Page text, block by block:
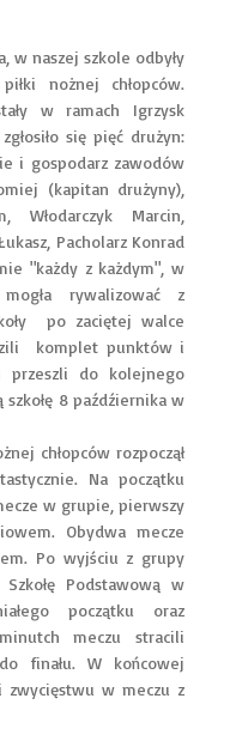
naszej szkole odbyły
nożnej chłopców.
w ramach Igrzysk
się pięć drużyn:
i gospodarz zawodów
(kapitan drużyny),
Włodarczyk Marcin,
Pacholarz Konrad
"każdy z każdym", w
rywalizować z
po zaciętej walce
komplet punktów i
przeszli do kolejnego
8 paźdźiernika w
chłopców rozpoczął
Na początku
w grupie, pierwszy
Obydwa mecze
Po wyjściu z grupy
Podstawową w
początku oraz
meczu stracili
finału. W końcowej
zwycięstwu w meczu z